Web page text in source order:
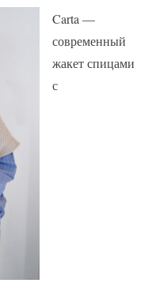
жакет
текстурным
узором
Carta —
современный
жакет спицами
с